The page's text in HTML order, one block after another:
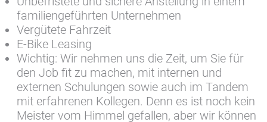
familiengeführten Unternehmen
Vergütete Fahrzeit
E-Bike Leasing
Wichtig: Wir nehmen uns die Zeit, um Sie für
den Job fit zu machen, mit internen und
externen Schulungen sowie auch im Tandem
mit erfahrenen Kollegen. Denn es ist noch kein
Meister vom Himmel gefallen, aber wir können